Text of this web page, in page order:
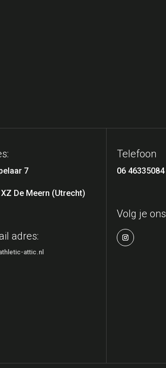
of inhoud weer te geven en
7
De Meern (Utrecht)
adres:
attic.nl
Telefoon
06 46335084
Volg je